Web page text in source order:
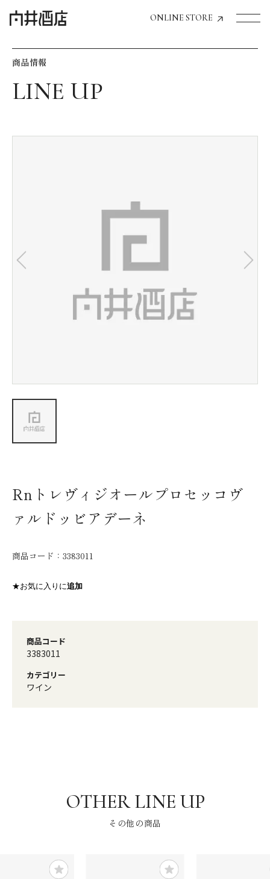
ONLINE STORE
飲食店経営のお客様
お気に入り機能の活用方法
会社情報
商品情報
Rnトレヴィジオールプロセッコヴ
ァルドッビアデーネ
商品コード： 3383011
★お気に入りに追加
商品コード
3383011
カテゴリー
ワイン
その他の商品